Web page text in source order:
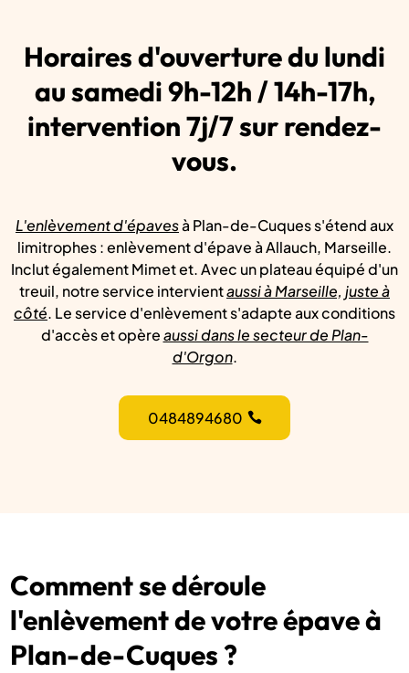
Horaires d'ouverture du lundi
au samedi 9h-12h / 14h-17h,
intervention 7j/7 sur rendez-
vous.
L'enlèvement d'épavesà Plan-de-Cuques s'étend aux
limitrophes : enlèvement d'épave à Allauch, Marseille.
Inclut également Mimet et. Avec un plateau équipé d'un
treuil, notre service intervientaussi à Marseille, juste à
côté. Le service d'enlèvement s'adapte aux conditions
d'accès et opèreaussi dans le secteur de Plan-
d'Orgon.
0484894680
Comment se déroule
l'enlèvement de votre épave à
Plan-de-Cuques ?